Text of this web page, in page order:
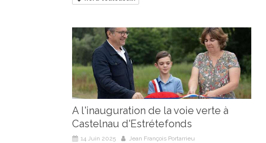
A l'inauguration de la voie verte à
Castelnau d'Estrétefonds
14 Juin 2025
Jean François Portarrieu